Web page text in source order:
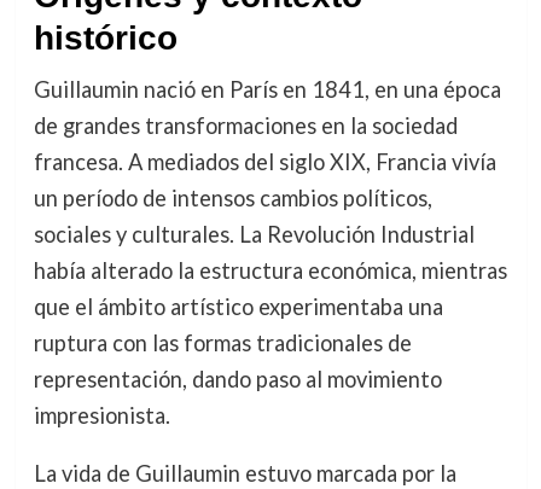
histórico
Guillaumin nació en París en 1841, en una época
de grandes transformaciones en la sociedad
francesa. A mediados del siglo XIX, Francia vivía
un período de intensos cambios políticos,
sociales y culturales. La Revolución Industrial
había alterado la estructura económica, mientras
que el ámbito artístico experimentaba una
ruptura con las formas tradicionales de
representación, dando paso al movimiento
impresionista.
La vida de Guillaumin estuvo marcada por la